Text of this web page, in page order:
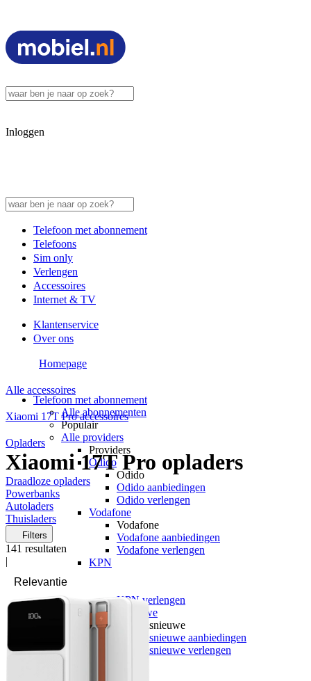
Inloggen
Telefoon met abonnement
Telefoons
Sim only
Verlengen
Accessoires
Internet & TV
Klantenservice
Over ons
Telefoon met abonnement
Alle abonnementen
Populair
Alle providers
Providers
Odido
Odido
Odido aanbiedingen
Odido verlengen
Vodafone
Vodafone
Vodafone aanbiedingen
Vodafone verlengen
KPN
KPN verlengen
hollandsnieuwe
hollandsnieuwe
hollandsnieuwe aanbiedingen
hollandsnieuwe verlengen
Homepage
Alle accessoires
Xiaomi 17T Pro accessoires
Opladers
Xiaomi 17T Pro opladers
Draadloze opladers
Powerbanks
Autoladers
Thuisladers
Filters
141 resultaten
|